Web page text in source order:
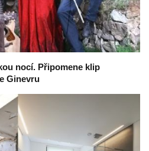
nocí. Připomene klip
Ginevru